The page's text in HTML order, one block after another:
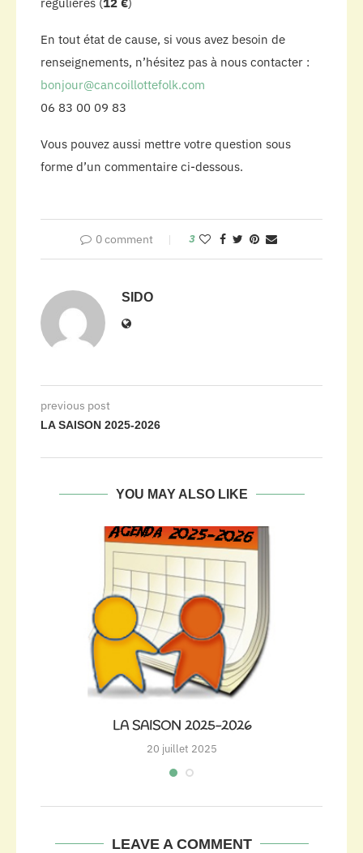
En tout état de cause, si vous avez besoin de
renseignements, n’hésitez pas à nous contacter :
bonjour@cancoillottefolk.com
06 83 00 09 83
Vous pouvez aussi mettre votre question sous
forme d’un commentaire ci-dessous.
0 comment 3
SIDO
previous post
LA SAISON 2025-2026
YOU MAY ALSO LIKE
LA SAISON 2025-2026
20 juillet 2025
LEAVE A COMMENT